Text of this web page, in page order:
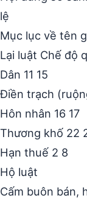
lệ
Mục lục về tên
Lại luật Chế độ
Dân 11 15
Điền trạch
Hôn nhân 16 17
Thương khố 22
Hạn thuế 2 8
Hộ luật
Cấm buôn bán,